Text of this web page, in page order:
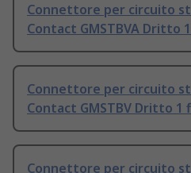
Connettore per circuito
Contact GMSTBVA Dritto
Connettore per circuito
Contact GMSTBV Dritto 1
Connettore per circuito